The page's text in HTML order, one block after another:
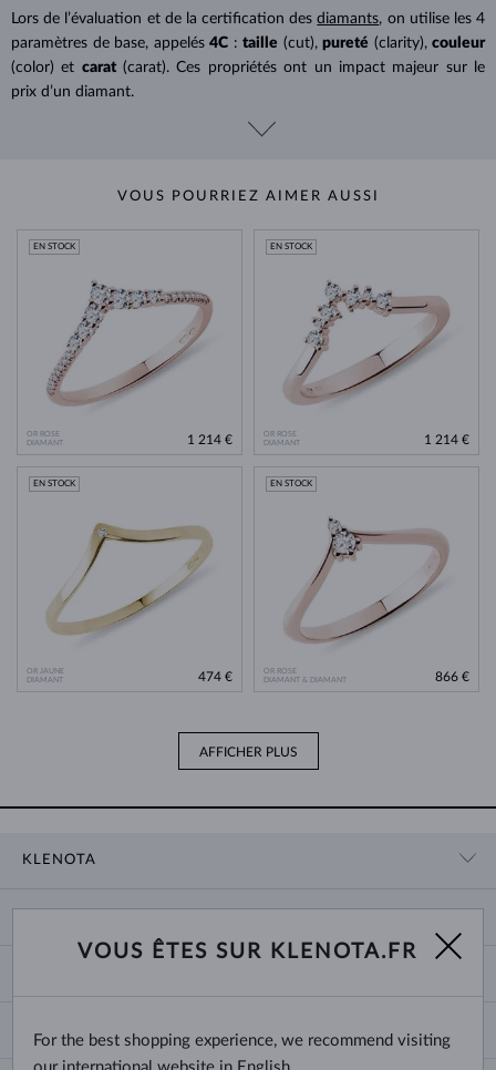
Lors de l’évaluation et de la certification desdiamants, on utilise les 4
paramètres de base, appelés 4C : taille (cut), pureté (clarity), couleur
(color) et carat (carat). Ces propriétés ont un impact majeur sur le
prix d’un diamant.
VOUS POURRIEZ AIMER AUSSI
OR ROSE
DIAMANT
EN STOCK
1 214 €
OR ROSE
DIAMANT
EN STOCK
1 214 €
OR JAUNE
DIAMANT
EN STOCK
474 €
OR ROSE
DIAMANT & DIAMANT
EN STOCK
866 €
AFFICHER PLUS
KLENOTA
NOUS CONNAÎTRE
LIVRAISON ET PAIEMENT
CHOISIR DES ALLIANCES
TAILLE ET VARIÉTÉ DES CHAÎNES
VOUS ÊTES SUR KLENOTA.FR
For the best shopping experience, we recommend visiting